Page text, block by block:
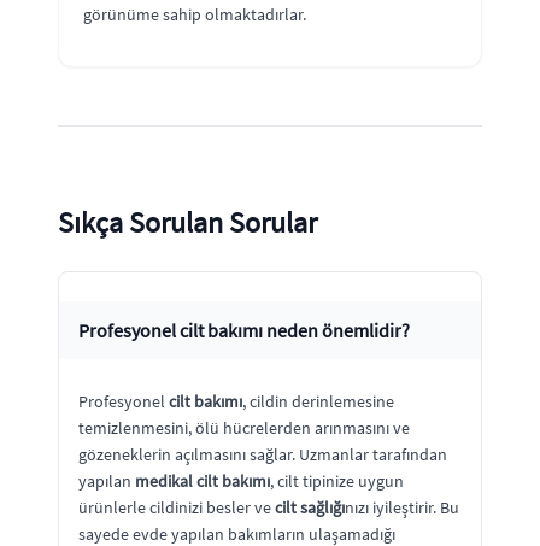
görünüme sahip olmaktadırlar.
Sıkça Sorulan Sorular
Profesyonel cilt bakımı neden önemlidir?
Profesyonel cilt bakımı, cildin derinlemesine
temizlenmesini, ölü hücrelerden arınmasını ve
gözeneklerin açılmasını sağlar. Uzmanlar tarafından
yapılan medikal cilt bakımı, cilt tipinize uygun
ürünlerle cildinizi besler vecilt sağlığınızı iyileştirir. Bu
sayede evde yapılan bakımların ulaşamadığı